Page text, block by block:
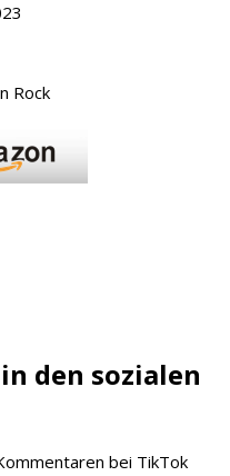
Rock
den sozialen
bei TikTok